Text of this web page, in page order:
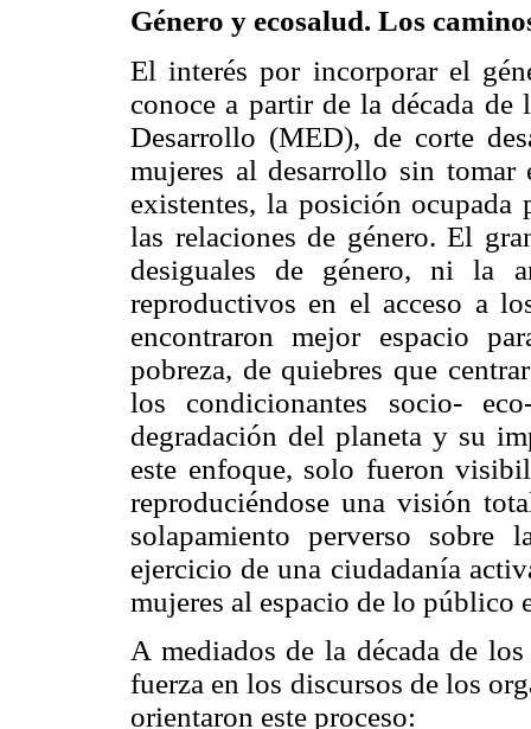
Género y ecosalud. Los
El interés por incorporar el
conoce a partir de la década
Desarrollo (MED), de corte
mujeres al desarrollo sin tomar
existentes, la posición
las relaciones de género. El
desiguales de género, ni la
reproductivos en el acceso a
encontraron mejor espacio
pobreza, de quiebres que
los condicionantes socio-
degradación del planeta y su
este enfoque, solo fueron
reproduciéndose una visión
solapamiento perverso
ejercicio de una ciudadanía
mujeres al espacio de lo público
A mediados de la década de
fuerza en los discursos de los
orientaron este proceso: